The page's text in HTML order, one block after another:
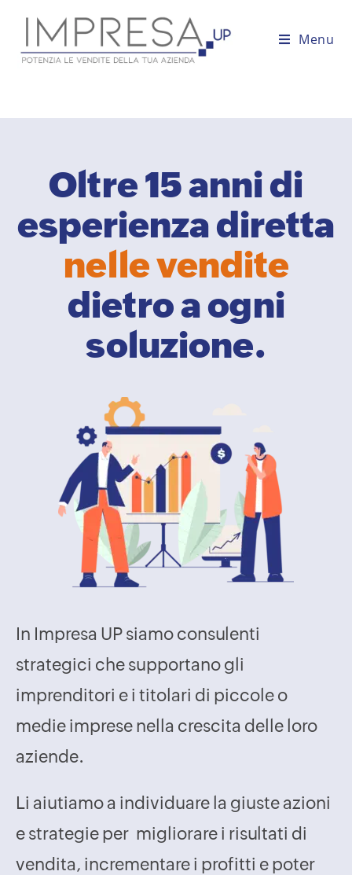
Menu
Oltre 15 anni di
esperienza diretta
nelle vendite
dietro a ogni
soluzione.
In Impresa UP siamo consulenti
strategici che supportano gli
imprenditori e i titolari di piccole o
medie imprese nella crescita delle loro
aziende.
Li aiutiamo a individuare la giuste azioni
e strategie per migliorare i risultati di
vendita, incrementare i profitti e poter